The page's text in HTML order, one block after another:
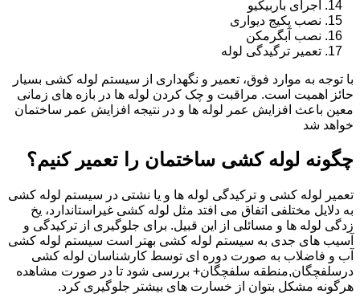
اجرای باربیکیو
نصب پکیج دیواری
نصب آبگرمکن
تعمیر ترگیدگی لوله
با توجه به موارد فوق، تعمیر و نگهداری از سیستم لوله کشی بسیار
حائز اهمیت است. مراقبت و چک کردن لوله ها در بازه های زمانی
معین باعث افزایش عمر لوله ها و در نتیجه افزایش عمر ساختمان
خواهد شد
چگونه لوله کشی ساختمان را تعمیر کنیم؟
تعمیر لوله کشی و ترکیدگی لوله ها و یا نشتی در سیستم لوله کشی
به دلایل مختلفی اتفاق می افتد مثل لوله کشی غیراستاندارد، یخ
زدگی لوله ها و مسائلی از این قبیل. برای جلوگیری از ترکیدگی و
آسیب های جدی به سیستم لوله کشی بهتر است سیستم لوله کشی
آب و فاضلاب به صورت دوره ای توسط کارشناسان لوله کشی
درسلفچگان,منطقه سلفچگان+ بررسی شود تا در صورت مشاهده
هرگونه مشکل بتوان از خسارت های بیشتر جلوگیری کرد.